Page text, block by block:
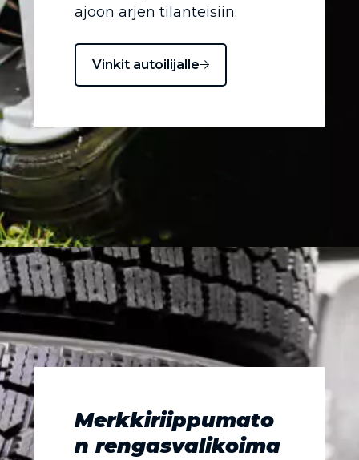
ajoon arjen tilanteisiin.
Vinkit autoilijalle
Merkkiriippumato
n rengasvalikoima